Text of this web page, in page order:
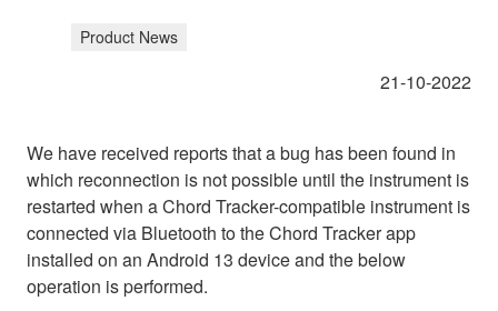
Product News
21-10-2022
We have received reports that a bug has been found in
which reconnection is not possible until the instrument is
restarted when a Chord Tracker-compatible instrument is
connected via Bluetooth to the Chord Tracker app
installed on an Android 13 device and the below
operation is performed.